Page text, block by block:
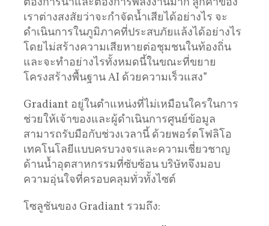
เราต่างสงสัยว่าจะกำจัดน้ำเสียได้อย่างไร จะ
ดำเนินการในภูมิภาคที่ประสบภัยแล้งได้อย่างไร
โดยไม่สร้างความเสียหายต่อชุมชนในท้องถิ่น
และจะทำอย่างไรทั้งหมดนี้ในขณะที่ขยาย
โครงสร้างพื้นฐาน AI ด้วยความเร็วแสง”
Gradiant อยู่ในตำแหน่งที่ไม่เหมือนใครในการ
ช่วยให้เจ้าของและผู้ดำเนินการศูนย์ข้อมูล
สามารถรับมือกับช่วงเวลานี้ ด้วยพอร์ตโฟลิโอ
เทคโนโลยีแบบครบวงจรและความเชี่ยวชาญ
ด้านน้ำอุตสาหกรรมที่ซับซ้อน บริษัทจึงมอบ
ความอุ่นใจที่ครอบคลุมทั่วทั้งไซต์
โซลูชันของ Gradiant รวมถึง: